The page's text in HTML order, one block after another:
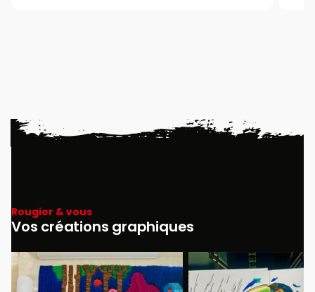
Rougier & vous
Vos créations graphiques